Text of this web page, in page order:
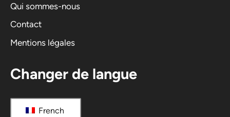
Qui sommes-nous
Contact
Mentions légales
Changer de langue
French